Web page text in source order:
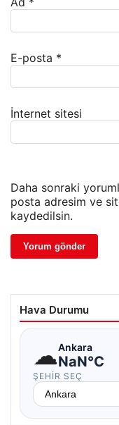
E-posta *
İnternet sitesi
Daha sonraki
posta adresim ve
kaydedilsin.
Hava Durumu
☁Ankara
NaN°C
ŞEHIR SEÇ